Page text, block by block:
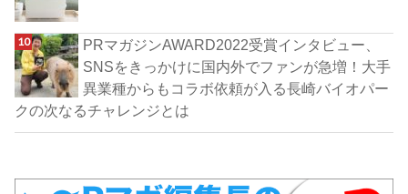
PRマガジンAWARD2022受賞インタビュー、
SNSをきっかけに国内外でファンが急増！大手
異業種からもコラボ依頼が入る長崎バイオパー
クの次なるチャレンジとは